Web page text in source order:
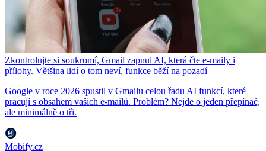
Zkontrolujte si soukromí, Gmail zapnul AI, která čte e-maily i
přílohy. Většina lidí o tom neví, funkce běží na pozadí
Google v roce 2026 spustil v Gmailu celou řadu AI funkcí, které
pracují s obsahem vašich e-mailů. Problém? Nejde o jeden přepínač,
ale minimálně o tři.
Mobify.cz